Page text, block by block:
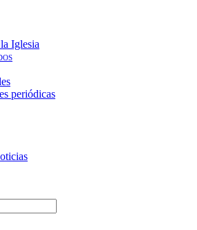
Iglesia
periódicas